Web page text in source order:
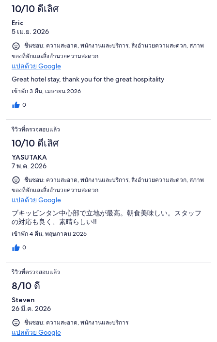
10/10 ดีเลิศ
Eric
5 เม.ย. 2026
ชื่นชอบ: ความสะอาด, พนักงานและบริการ, สิ่งอำนวยความสะดวก, สภาพ
ของที่พักและสิ่งอำนวยความสะดวก
แปลด้วย Google
Great hotel stay, thank you for the great hospitality
เข้าพัก 3 คืน, เมษายน 2026
0
รีวิวที่ตรวจสอบแล้ว
10/10 ดีเลิศ
YASUTAKA
7 พ.ค. 2026
ชื่นชอบ: ความสะอาด, พนักงานและบริการ, สิ่งอำนวยความสะดวก, สภาพ
ของที่พักและสิ่งอำนวยความสะดวก
แปลด้วย Google
ブキッビンタン中心部で立地が最高。朝食美味しい。スタッフ
の対応も良く、素晴らしい‼︎
เข้าพัก 4 คืน, พฤษภาคม 2026
0
รีวิวที่ตรวจสอบแล้ว
8/10 ดี
Steven
26 มี.ค. 2026
ชื่นชอบ: ความสะอาด, พนักงานและบริการ
แปลด้วย Google